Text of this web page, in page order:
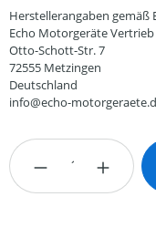
Herstellerangaben gemäß
Echo Motorgeräte
Otto-Schott-Str. 7
72555 Metzingen
Deutschland
info@echo-
Produkt